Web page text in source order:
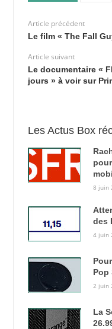
Article précédent
Le film « The Fall
Article suivant
Le documentaire «
jours » à voir sur
Les Actus Box
8 juin
des
4 juin
Pop
2 juin
La